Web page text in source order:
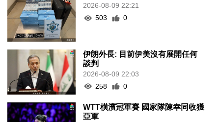
2026-08-09 22:21
503
0
伊朗外長: 目前伊美沒有展開任何
談判
2026-08-09 22:03
258
0
WTT橫濱冠軍賽 國家隊陳幸同收獲
亞軍